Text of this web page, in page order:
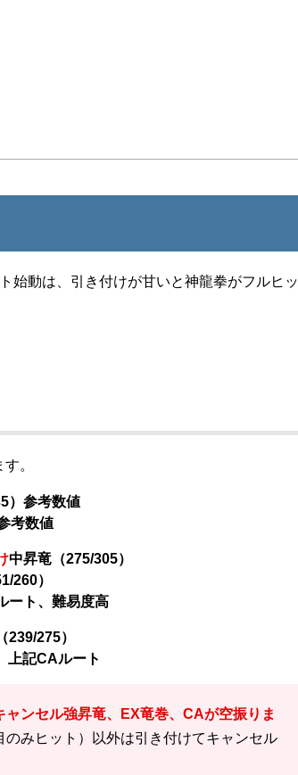
始動は、引き付けが甘いと神龍拳がフルヒッ
。
）参考数値
考数値
中昇竜（275/305）
260）
ート、難易度高
275）
上記CAルート
ャンセル強昇竜、EX竜巻、CAが空振りま
みヒット）以外は引き付けてキャンセル